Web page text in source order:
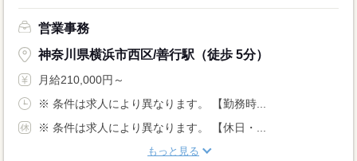
営業事務
神奈川県横浜市西区/善行駅（徒歩 5分）
月給210,000円～
※ 条件は求人により異なります。 【勤務時...
※ 条件は求人により異なります。 【休日・...
もっと見る